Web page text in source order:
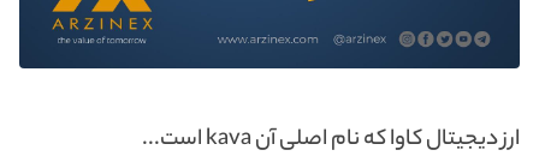
ارز دیجیتال کاوا که نام اصلی آن kava است...